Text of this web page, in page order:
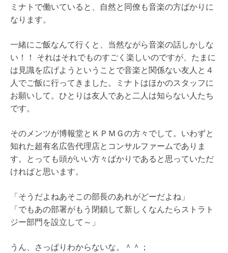
ミナトで働いていると、自然と同僚も音楽の方ばかりに
なります。
一緒にご飯なんて行くと、当然ながら音楽の話しかしな
い！！ それはそれでものすごく楽しいのですが、たまに
は見識を広げようということで音楽と関係ない友人と４
人でご飯に行ってきました。ミナトはほかのスタッフに
お願いして。ひとりは友人であと二人は知らない人たち
です。
そのメンツが博報堂とＫＰＭＧの方々でして。いわずと
知れた超有名広告代理店とコンサルファームでありま
す。とっても頭がいい方々ばかりであると思っていただ
ければと思います。
「そうだよねあそこの部長のあれがどーだよね」
「でもあの部署がもう閉鎖して新しくなんたらストラト
ジー部門を設立して～」
うん、さっぱりわからないな。＾＾；